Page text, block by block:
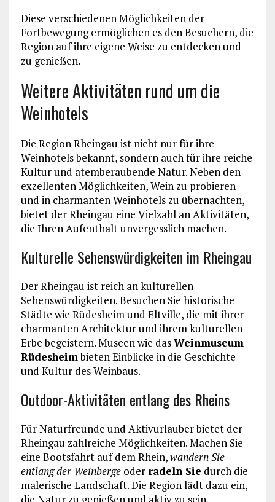
Diese verschiedenen Möglichkeiten der
Fortbewegung ermöglichen es den Besuchern, die
Region auf ihre eigene Weise zu entdecken und
zu genießen.
Weitere Aktivitäten rund um die
Weinhotels
Die Region Rheingau ist nicht nur für ihre
Weinhotels bekannt, sondern auch für ihre reiche
Kultur und atemberaubende Natur. Neben den
exzellenten Möglichkeiten, Wein zu probieren
und in charmanten Weinhotels zu übernachten,
bietet der Rheingau eine Vielzahl an Aktivitäten,
die Ihren Aufenthalt unvergesslich machen.
Kulturelle Sehenswürdigkeiten im Rheingau
Der Rheingau ist reich an kulturellen
Sehenswürdigkeiten. Besuchen Sie historische
Städte wie Rüdesheim und Eltville, die mit ihrer
charmanten Architektur und ihrem kulturellen
Erbe begeistern. Museen wie dasWeinmuseum
Rüdesheimbieten Einblicke in die Geschichte
und Kultur des Weinbaus.
Outdoor-Aktivitäten entlang des Rheins
Für Naturfreunde und Aktivurlauber bietet der
Rheingau zahlreiche Möglichkeiten. Machen Sie
eine Bootsfahrt auf dem Rhein,wandern Sie
entlang der Weinbergeoder radeln Sie durch die
malerische Landschaft. Die Region lädt dazu ein,